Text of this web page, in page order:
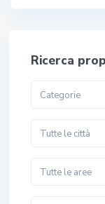
Ricerca
Categorie
Tutte le città
Tutte le aree